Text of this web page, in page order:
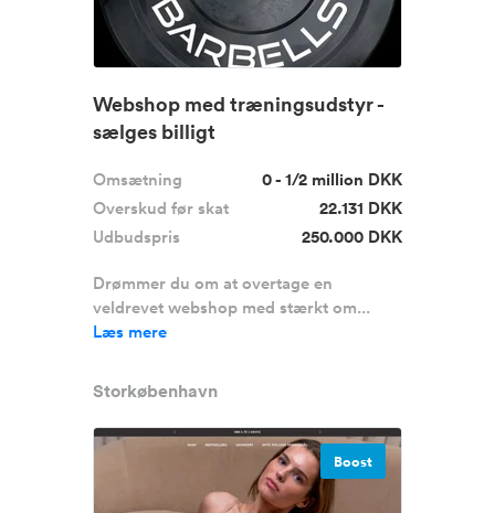
Webshop med træningsudstyr -
sælges billigt
Omsætning
0 - 1/2 million DKK
Overskud før skat
22.131 DKK
Udbudspris
250.000 DKK
Drømmer du om at overtage en
veldrevet webshop med stærkt om...
Læs mere
Storkøbenhavn
Boost